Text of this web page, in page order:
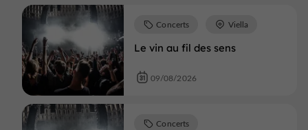
Le vin au fil des sens
Concerts Viella
09/08/2026
Concerts